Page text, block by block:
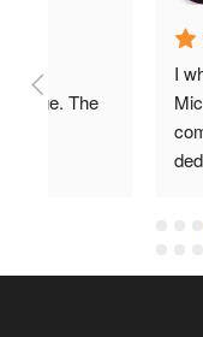
I
Michał!From
complete
dedication,
grateful he